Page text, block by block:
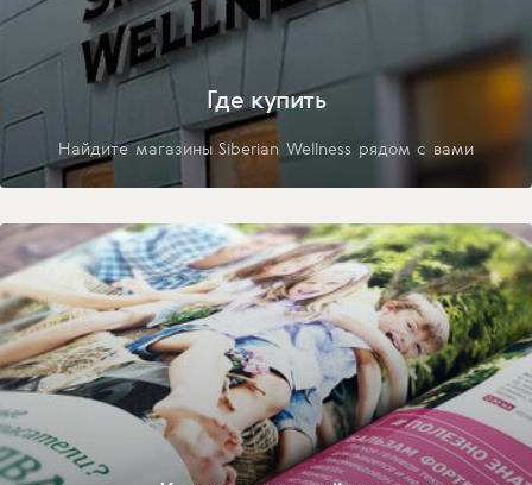
Где купить
Найдите магазины Siberian Wellness рядом с вами